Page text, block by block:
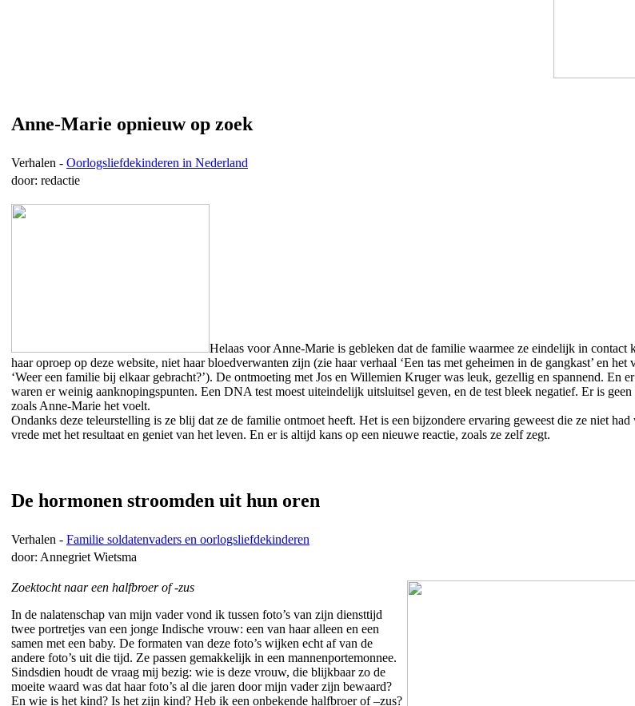
Anne-Marie opnieuw op zoek
Verhalen - Oorlogsliefdekinderen in Nederland
door: redactie
Helaas voor Anne-Marie is gebleken dat de familie waarmee ze eindelijk in contact
haar oproep op deze website, niet haar bloedverwanten zijn (zie haar verhaal ‘Een tas met geheimen in de gangkast’ en
‘Weer een familie bij elkaar gebracht?’). De ontmoeting met Jos en Willemien Kruger was leuk, gezellig en spannend. En
waren er weinig aanknopingspunten. Een DNA test moest uiteindelijk uitsluitsel geven, en de test bleek negatief. Er is geen
zoals Anne-Marie het voelt.
Ondanks deze teleurstelling is ze blij dat ze de familie ontmoet heeft. Het is een bijzondere ervaring geweest die ze niet
vrede met het resultaat en geniet van het leven. En er is altijd kans op een nieuwe reactie, zoals ze zelf zegt.
De hormonen stroomden uit hun oren
Verhalen - Familie soldatenvaders en oorlogsliefdekinderen
door: Annegriet Wietsma
Zoektocht naar een halfbroer of -zus
In de nalatenschap van mijn vader vond ik tussen foto’s van zijn diensttijd
twee portretjes van een jonge Indische vrouw: een van haar alleen en een
samen met een baby. De formaten van deze foto’s wijken echt af van de
andere foto’s uit die tijd. Ze passen gemakkelijk in een mannenportemonnee.
Sindsdien houdt de vraag mij bezig: wie is deze vrouw, die blijkbaar zo de
moeite waard was dat haar foto’s al die jaren door mijn vader zijn bewaard?
En wie is het kind? Is het zijn kind? Heb ik een onbekende halfbroer of –zus?